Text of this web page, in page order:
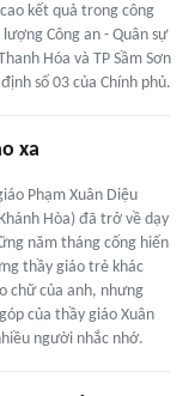
kết quả trong công
Công an - Quân sự
Hóa và TP Sầm Sơn
số 03 của Chính phủ.
xa
Phạm Xuân Diệu
Hòa) đã trở về dạy
năm tháng cống hiến
thầy giáo trẻ khác
chữ của anh, nhưng
của thầy giáo Xuân
người nhắc nhớ.